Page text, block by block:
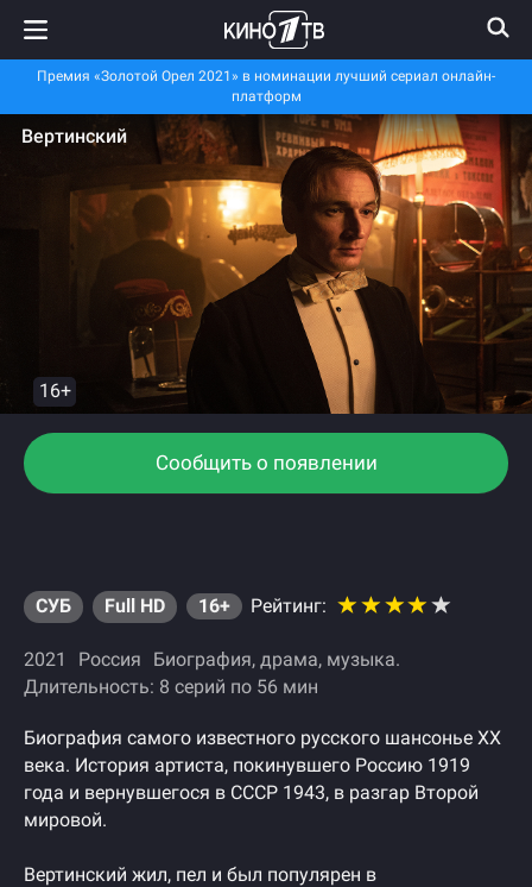
Премия «Золотой Орел 2021» в номинации лучший сериал онлайн-
платформ
Вертинский
16+
Сообщить о появлении
СУБ Full HD 16+ Рейтинг:
2021 Россия Биография драма музыка
Длительность: 8 серий по 56 мин
Биография самого известного русского шансонье ХХ
века. История артиста, покинувшего Россию 1919
года и вернувшегося в СССР 1943, в разгар Второй
мировой.
Вертинский жил, пел и был популярен в